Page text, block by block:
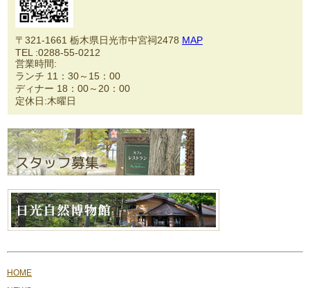
〒321-1661 栃木県日光市中宮祠2478 MAP
TEL :0288-55-0212
営業時間:
ランチ 11：30～15：00
ディナー 18：00～20：00
定休日:木曜日
HOME